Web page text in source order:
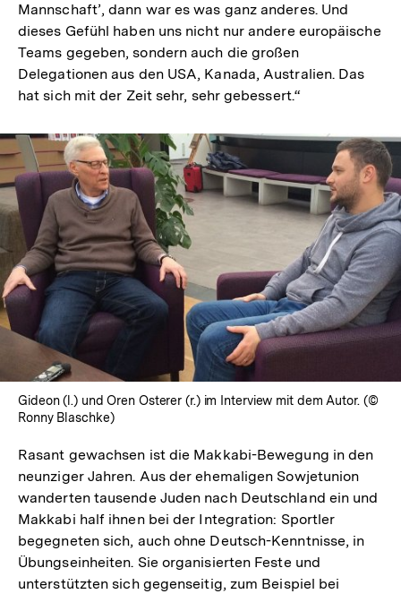
Mannschaft’, dann war es was ganz anderes. Und
dieses Gefühl haben uns nicht nur andere europäische
Teams gegeben, sondern auch die großen
Delegationen aus den USA, Kanada, Australien. Das
hat sich mit der Zeit sehr, sehr gebessert.“
Gideon (l.) und Oren Osterer (r.) im Interview mit dem Autor. (©
Ronny Blaschke)
Rasant gewachsen ist die Makkabi-Bewegung in den
neunziger Jahren. Aus der ehemaligen Sowjetunion
wanderten tausende Juden nach Deutschland ein und
Makkabi half ihnen bei der Integration: Sportler
begegneten sich, auch ohne Deutsch-Kenntnisse, in
Übungseinheiten. Sie organisierten Feste und
unterstützten sich gegenseitig, zum Beispiel bei